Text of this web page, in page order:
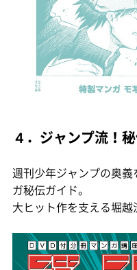
４．ジャンプ流！
週刊少年ジャンプの奥
ガ秘伝ガイド。
大ヒット作を支える堀越